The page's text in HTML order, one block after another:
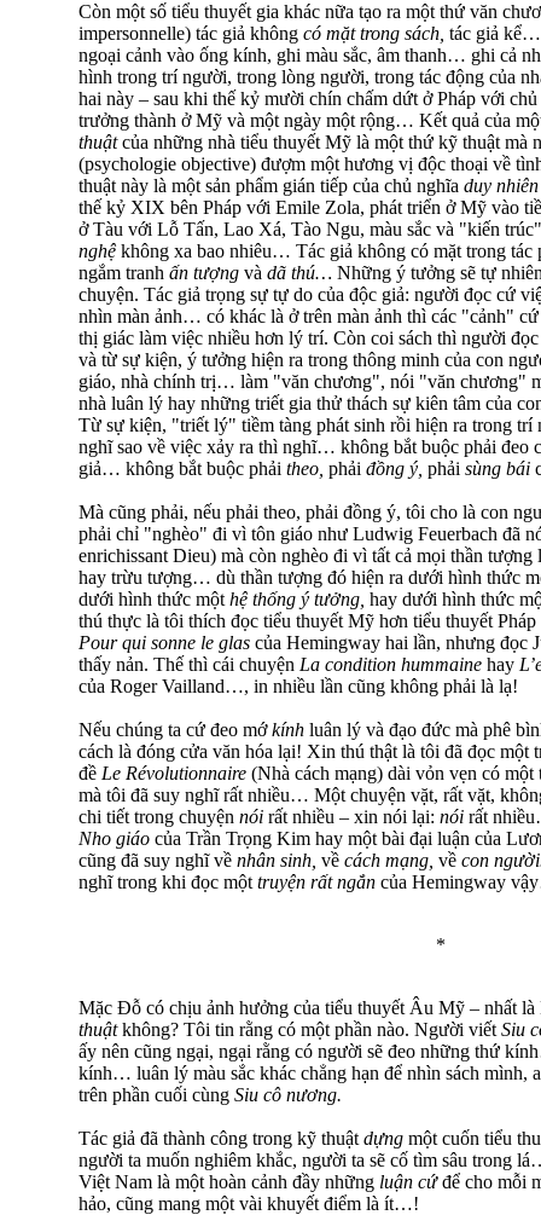
Còn một số tiểu thuyết gia khác nữa tạo ra một thứ văn
impersonnelle) tác giả không có mặt trong sách, tác giả
ngoại cảnh vào ống kính, ghi màu sắc, âm thanh… ghi cả
hình trong trí người, trong lòng người, trong tác động của
hai này – sau khi thế kỷ mười chín chấm dứt ở Pháp với
trưởng thành ở Mỹ và một ngày một rộng… Kết quả của
thuậtcủa những nhà tiểu thuyết Mỹ là một thứ kỹ thuật mà
(psychologie objective) đượm một hương vị độc thoại về
thuật này là một sản phẩm gián tiếp của chủ nghĩa duy
thế kỷ XIX bên Pháp với Emile Zola, phát triển ở Mỹ vào
ở Tàu với Lỗ Tấn, Lao Xá, Tào Ngu, màu sắc và "kiến
nghệkhông xa bao nhiêu… Tác giả không có mặt trong tác
ngắm tranh ấn tượng và dã thú… Những ý tưởng sẽ tự
chuyện. Tác giả trọng sự tự do của độc giả: người đọc cứ
nhìn màn ảnh… có khác là ở trên màn ảnh thì các "cảnh"
thị giác làm việc nhiều hơn lý trí. Còn coi sách thì người
và từ sự kiện, ý tưởng hiện ra trong thông minh của con
giáo, nhà chính trị… làm "văn chương", nói "văn chương"
nhà luân lý hay những triết gia thử thách sự kiên tâm của
Từ sự kiện, "triết lý" tiềm tàng phát sinh rồi hiện ra trong
nghĩ sao về việc xảy ra thì nghĩ… không bắt buộc phải đeo
giả… không bắt buộc phải theo, phải đồng ý, phải sùng bái
Mà cũng phải, nếu phải theo, phải đồng ý, tôi cho là con
phải chỉ "nghèo" đi vì tôn giáo như Ludwig Feuerbach đã
enrichissant Dieu) mà còn nghèo đi vì tất cả mọi thần tượng
hay trừu tượng… dù thần tượng đó hiện ra dưới hình thức
dưới hình thức một hệ thống ý tưởng, hay dưới hình thức
thú thực là tôi thích đọc tiểu thuyết Mỹ hơn tiểu thuyết
Pour qui sonne le glas của Hemingway hai lần, nhưng đọc
thấy nản. Thế thì cái chuyện La condition hummaine hay
của Roger Vailland…, in nhiều lần cũng không phải là lạ!
Nếu chúng ta cứ đeo mớkính luân lý và đạo đức mà phê
cách là đóng cửa văn hóa lại! Xin thú thật là tôi đã đọc một
đề Le Révolutionnaire (Nhà cách mạng) dài vỏn vẹn có
mà tôi đã suy nghĩ rất nhiều… Một chuyện vặt, rất vặt,
chi tiết trong chuyện nói rất nhiều – xin nói lại: nói rất
Nho giáo của Trần Trọng Kim hay một bài đại luận của
cũng đã suy nghĩ về nhân sinh, về cách mạng, về con
nghĩ trong khi đọc một truyện rất ngắn của Hemingway
*
Mặc Đỗ có chịu ảnh hưởng của tiểu thuyết Âu Mỹ – nhất
thuậtkhông? Tôi tin rằng có một phần nào. Người viết Siu
ấy nên cũng ngại, ngại rằng có người sẽ đeo những thứ
kính… luân lý màu sắc khác chẳng hạn để nhìn sách mình,
trên phần cuối cùng Siu cô nương.
Tác giả đã thành công trong kỹ thuật dựng một cuốn tiểu
người ta muốn nghiêm khắc, người ta sẽ cố tìm sâu trong
Việt Nam là một hoàn cảnh đầy những luận cứđể cho mỗi
hảo, cũng mang một vài khuyết điểm là ít…!